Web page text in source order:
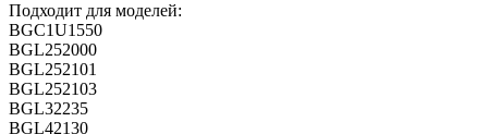
Подходит для моделей:
BGC1U1550
BGL252000
BGL252101
BGL252103
BGL32235
BGL42130